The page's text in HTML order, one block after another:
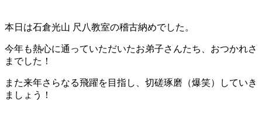
本日は石倉光山 尺八教室の稽古納めでした。
今年も熱心に通っていただいたお弟子さんたち、おつかれさ
までした！
また来年さらなる飛躍を目指し、切磋琢磨（爆笑）していき
ましょう！